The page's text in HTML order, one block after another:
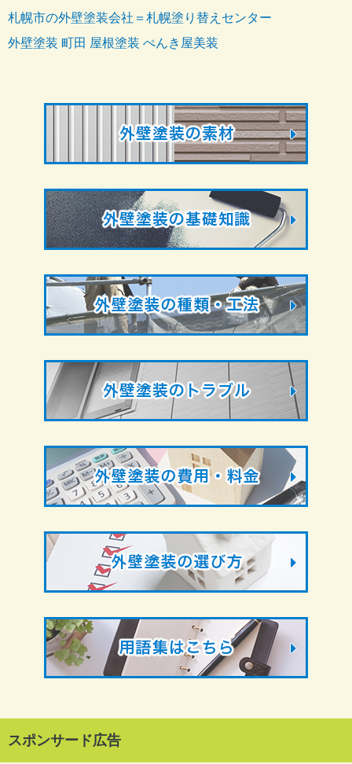
札幌市の外壁塗装会社＝札幌塗り替えセンター
外壁塗装 町田 屋根塗装 ぺんき屋美装
スポンサード広告